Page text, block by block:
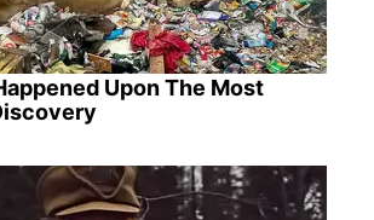
Upon The Most